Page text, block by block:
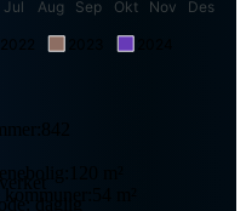
2022
Jul Aug Sep Okt Nov Des
daglig